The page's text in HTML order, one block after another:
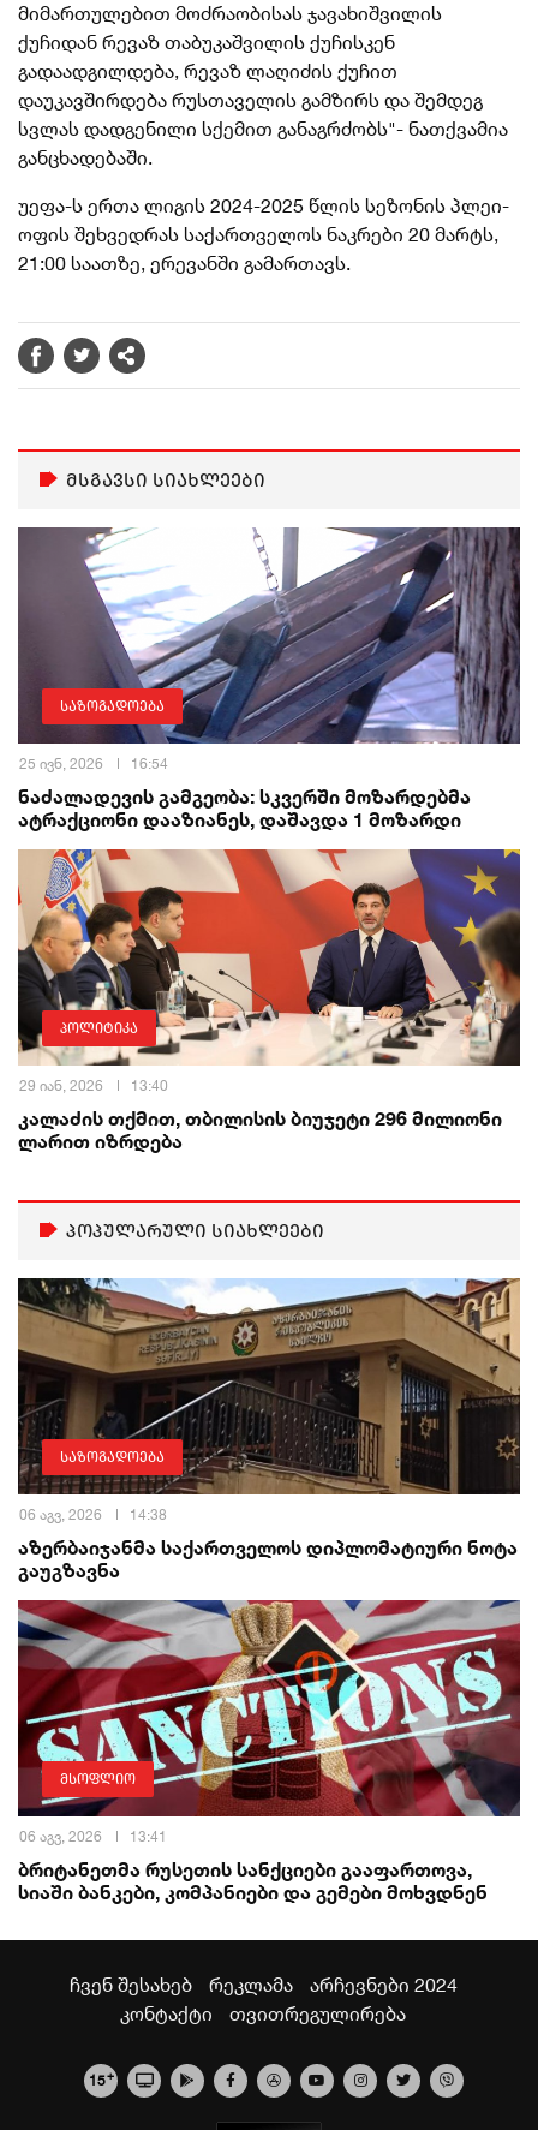
მიმართულებით მოძრაობისას ჯავახიშვილის
ქუჩიდან რევაზ თაბუკაშვილის ქუჩისკენ
გადაადგილდება, რევაზ ლაღიძის ქუჩით
დაუკავშირდება რუსთაველის გამზირს და შემდეგ
სვლას დადგენილი სქემით განაგრძობს"- ნათქვამია
განცხადებაში.
უეფა-ს ერთა ლიგის 2024-2025 წლის სეზონის პლეი-
ოფის შეხვედრას საქართველოს ნაკრები 20 მარტს,
21:00 საათზე, ერევანში გამართავს.
მსგავსი სიახლეები
საზოგადოება
25 ივნ, 2026 16:54
ნაძალადევის გამგეობა: სკვერში მოზარდებმა
ატრაქციონი დააზიანეს, დაშავდა 1 მოზარდი
პოლიტიკა
29 იან, 2026 13:40
კალაძის თქმით, თბილისის ბიუჯეტი 296 მილიონი
ლარით იზრდება
პოპულარული სიახლეები
საზოგადოება
06 აგვ, 2026 14:38
აზერბაიჯანმა საქართველოს დიპლომატიური ნოტა
გაუგზავნა
მსოფლიო
06 აგვ, 2026 13:41
ბრიტანეთმა რუსეთის სანქციები გააფართოვა,
სიაში ბანკები, კომპანიები და გემები მოხვდნენ
ჩვენ შესახებ რეკლამა
არჩევნები 2024
კონტაქტი
თვითრეგულირება
15+